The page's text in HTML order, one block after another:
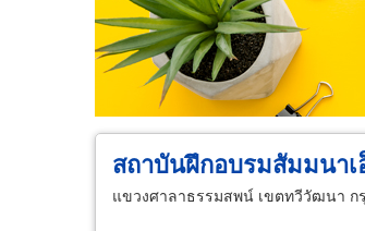
สถาบันฝึกอบรมสัมมนา
แขวงศาลาธรรมสพน์ เขตทวีวัฒนา ก